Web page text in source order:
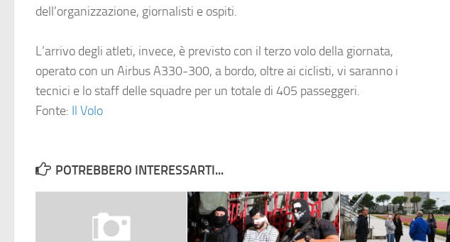
dell’organizzazione, giornalisti e ospiti.
L’arrivo degli atleti, invece, è previsto con il terzo volo della giornata,
operato con un Airbus A330-300, a bordo, oltre ai ciclisti, vi saranno i
tecnici e lo staff delle squadre per un totale di 405 passeggeri.
Fonte: Il Volo
POTREBBERO INTERESSARTI...